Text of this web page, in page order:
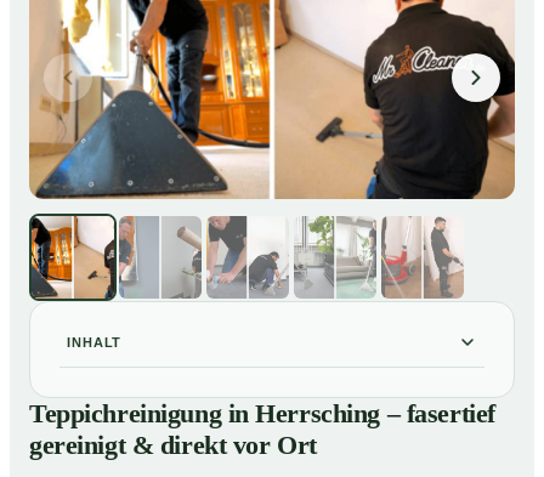
INHALT
01Teppichreinigung in Herrsching – fasertief gereinigt &
direkt vor Ort
Unsere Leistungen im Überblick
Teppichreinigung in Herrsching – fasertief
gereinigt & direkt vor Ort